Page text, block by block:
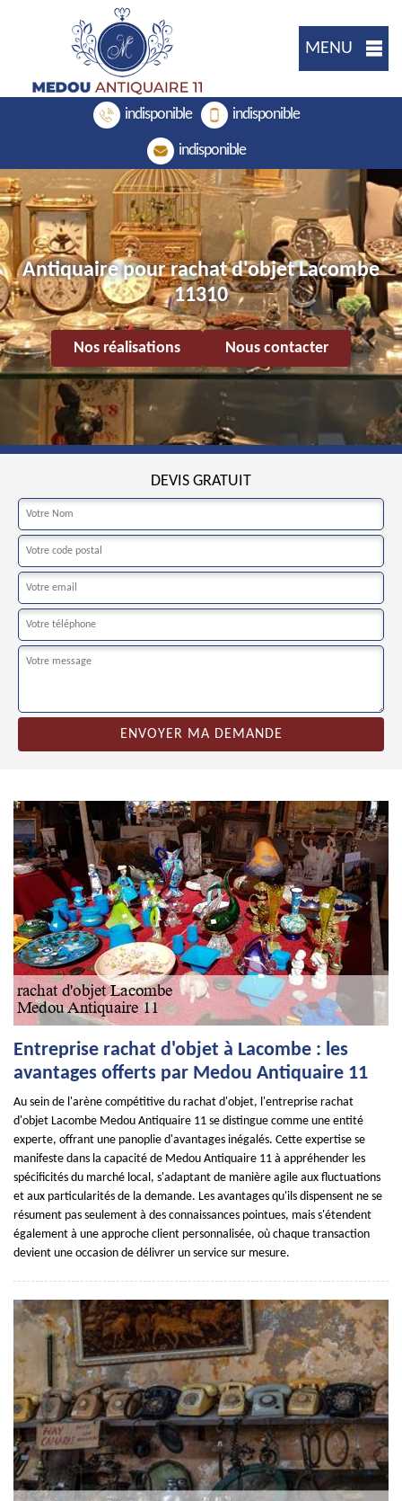
MENU
indisponible indisponible
indisponible
Antiquaire pour rachat d'objet Lacombe
11310
Nos réalisations Nous contacter
DEVIS GRATUIT
Entreprise rachat d'objet à Lacombe : les
avantages offerts par Medou Antiquaire 11
Au sein de l'arène compétitive du rachat d'objet, l'entreprise rachat
d'objet Lacombe Medou Antiquaire 11 se distingue comme une entité
experte, offrant une panoplie d'avantages inégalés. Cette expertise se
manifeste dans la capacité de Medou Antiquaire 11 à appréhender les
spécificités du marché local, s'adaptant de manière agile aux fluctuations
et aux particularités de la demande. Les avantages qu'ils dispensent ne se
résument pas seulement à des connaissances pointues, mais s'étendent
également à une approche client personnalisée, où chaque transaction
devient une occasion de délivrer un service sur mesure.